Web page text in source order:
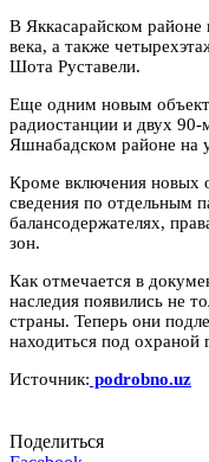
В Яккасарайском
века, а также
Шота Руставели.
Еще одним новым
радиостанции и двух
Яшнабадском районе на
Кроме включения новых
сведения по отдельным
балансодержателях,
зон.
Как отмечается в
наследия появились не
страны. Теперь они
находиться под охраной
Источник: podrobno.uz
Поделиться